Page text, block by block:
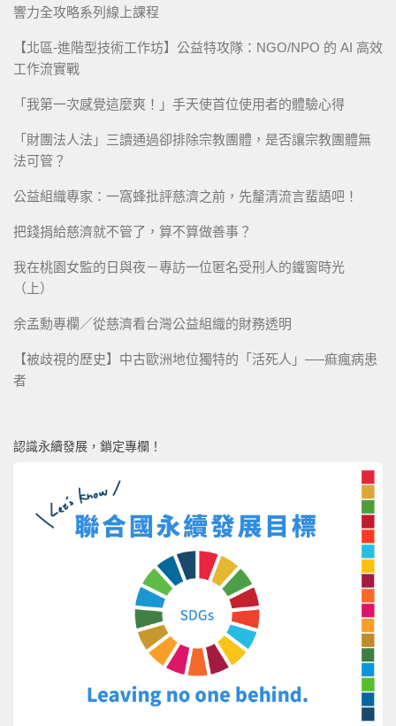
響力全攻略系列線上課程
【北區-進階型技術工作坊】公益特攻隊：NGO/NPO 的 AI 高效
工作流實戰
「我第一次感覺這麼爽！」手天使首位使用者的體驗心得
「財團法人法」三讀通過卻排除宗教團體，是否讓宗教團體無
法可管？
公益組織專家：一窩蜂批評慈濟之前，先釐清流言蜚語吧！
把錢捐給慈濟就不管了，算不算做善事？
我在桃園女監的日與夜－專訪一位匿名受刑人的鐵窗時光
（上）
余孟勳專欄／從慈濟看台灣公益組織的財務透明
【被歧視的歷史】中古歐洲地位獨特的「活死人」──痲瘋病患
者
認識永續發展，鎖定專欄！